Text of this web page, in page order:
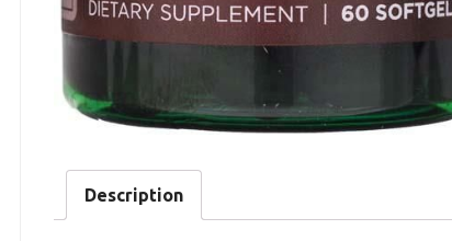
Description